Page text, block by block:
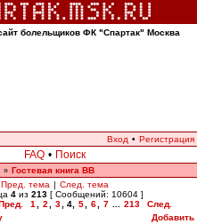
болельщиков ФК "Спартак" Москва
Вход • Регистрация
FAQ • Поиск
» Гостевая книга ВВ
Пред. тема | След. тема
4 из 213 [ Сообщений: 10604 ]
1 2 3 4, 5 6 7 213
След.
Добавить